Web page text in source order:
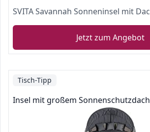
Jetzt zum Angebot
Tisch-Tipp
Insel mit großem Sonnenschutzdach